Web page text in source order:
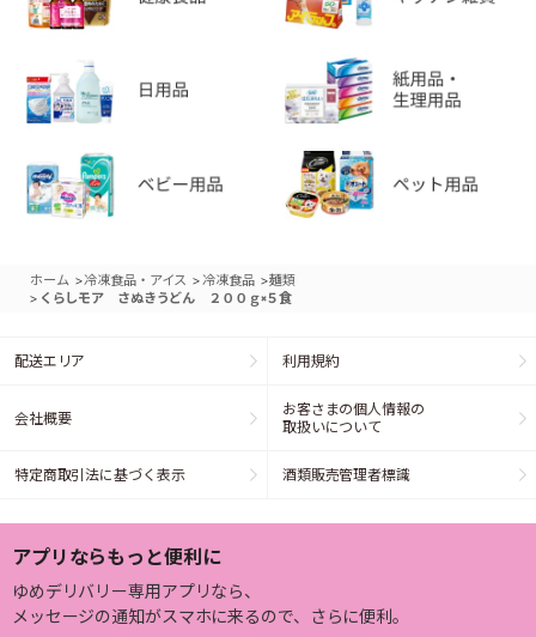
ホーム >冷凍食品・アイス > 冷凍食品 >麺類
> くらしモア さぬきうどん ２００ｇ×５食
配送エリア 利用規約
会社概要
お客さまの個人情報の
取扱いについて
特定商取引法に基づく表示 酒類販売管理者標識
アプリならもっと便利に
ゆめデリバリー専用アプリなら、
メッセージの通知がスマホに来るので、さらに便利。